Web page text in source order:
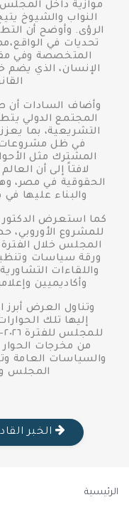
موازية داخل
النواب والشيوخ
الرؤى. وأوضح أن
تحديات في
المتخصصة وفي
الإنسان، الذي يضم
وأضاف السادات
المجتمع الدولي
التشريعية، بما
في ظل مشروعات
المشترك مثل
لافتاً إلى أن
الحقوقية في مصر،
والبناء عليها
كما استعرض الدكتور
للمشروع الأوروبي،
ورقة سياسات
واللقاءات
وأكاديميين
وتناول العرض
إليها تلك
من مخرجات
والسياسات العامة
المجلس
الخبر
الرئيسية